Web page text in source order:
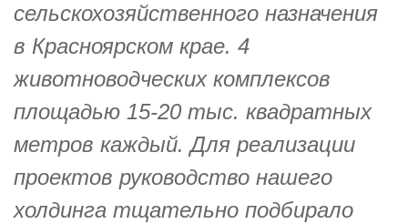
сельскохозяйственного назначения
в Красноярском крае. 4
животноводческих комплексов
площадью 15-20 тыс. квадратных
метров каждый. Для реализации
проектов руководство нашего
холдинга тщательно подбирало